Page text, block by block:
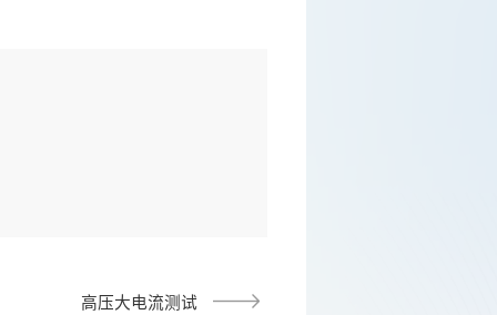
高压大电流测试